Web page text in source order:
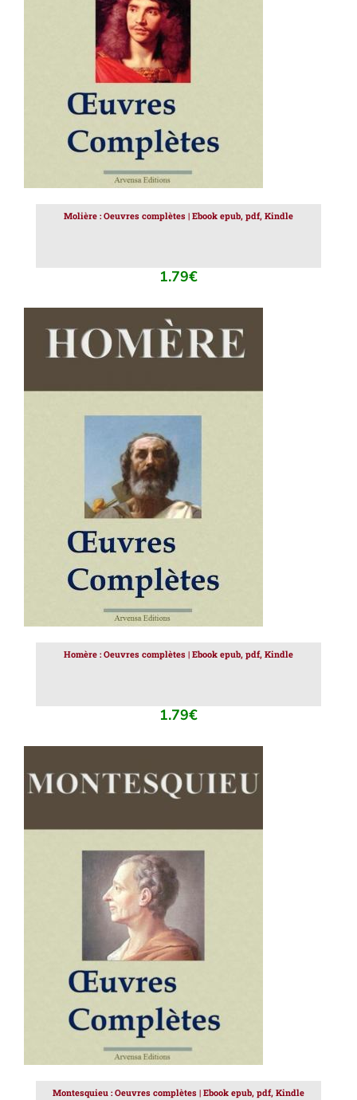
AJOUTER AU PANIER /
Molière : Oeuvres complètes | Ebook epub, pdf, Kindle
1.79€
AJOUTER AU PANIER /
Homère : Oeuvres complètes | Ebook epub, pdf, Kindle
1.79€
AJOUTER AU PANIER
Montesquieu : Oeuvres complètes | Ebook epub, pdf, Kindle